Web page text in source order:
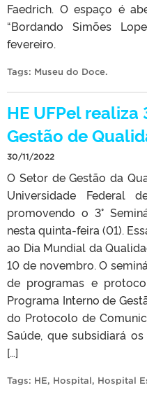
Faedrich. O espaço é
“Bordando Simões
fevereiro.
Tags: Museu do Doce.
HE UFPel realiza
Gestão de
30/11/2022
O Setor de Gestão da
Universidade Federal
promovendo o 3°
nesta quinta-feira (01).
ao Dia Mundial da
10 de novembro. O
de programas e
Programa Interno de
do Protocolo de
Saúde, que subsidiará
[…]
Tags: HE, Hospital, Hospital